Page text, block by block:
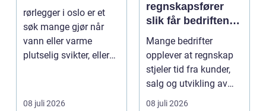
rørlegger i oslo er et
søk mange gjør når
vann eller varme
plutselig svikter, eller
08 juli 2026
regnskapsfører
slik får bedriften
mer ut av
regnskapet
Mange bedrifter
opplever at regnskap
stjeler tid fra kunder,
salg og utvikling av
virksomheten. Samt...
08 juli 2026